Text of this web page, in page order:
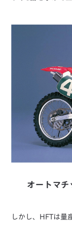
オートマ
しかし、HFTは量